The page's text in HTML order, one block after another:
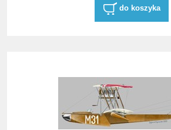
do koszyka